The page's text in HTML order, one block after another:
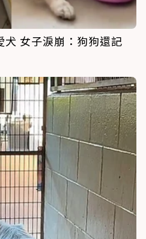
女子淚崩：狗狗還記